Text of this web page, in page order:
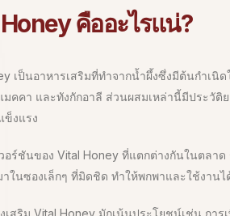
คืออะไรแน่?
เป็นอาหารเสริมที่ทำจากน้ำผึ้งซึ่งมีต้นกำเ
มคคา และทังกักอาลี ส่วนผสมเหล่านี้มีประวัติ
ข็งแรง
อร์ชันของ Vital Honey ที่แตกต่างกันในตลา
ในซองเล็กๆ ที่มิดชิด ทำให้พกพาและใช้งานไ
เสริม Vital Honey มักเน้นประโยชน์เช่น กา